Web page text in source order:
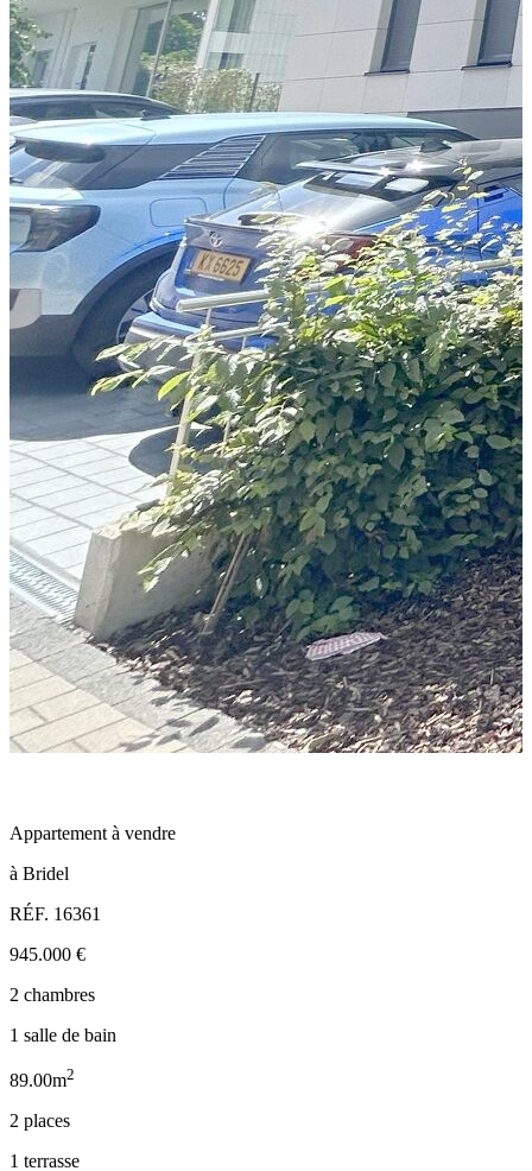
Appartement à vendre
à Bridel
RÉF. 16361
945.000 €
2 chambres
1 salle de bain
89.00m2
2 places
1 terrasse